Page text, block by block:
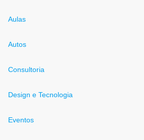
Aulas
Autos
Consultoria
Design e Tecnologia
Eventos